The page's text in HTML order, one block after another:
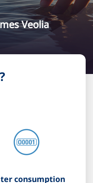
Veolia
consumption